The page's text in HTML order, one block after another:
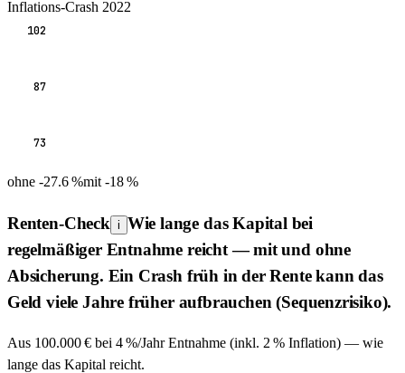
Inflations-Crash 2022
73
87
102
ohne -27.6%mit-18%
Renten-Check i Wie lange das Kapital bei
regelmäßiger Entnahme reicht — mit und ohne
Absicherung. Ein Crash früh in der Rente kann das
Geld viele Jahre früher aufbrauchen (Sequenzrisiko).
Aus 100.000€ bei 4%/Jahr Entnahme (inkl. 2 % Inflation) — wie
lange das Kapital reicht.